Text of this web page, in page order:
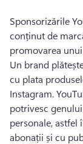
Sponsorizările
conținut de
Un brand
cu plata
Instagram.
potrivesc
personale, astfel
abonații și cu